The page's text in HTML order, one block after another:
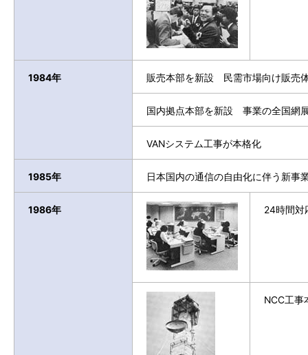
1984年 販売本部を新設 民需市場向け販売
国内拠点本部を新設 事業の全国網
VANシステム工事が本格化
1985年 日本国内の通信の自由化に伴う新事
1986年 24時間対
NCC工